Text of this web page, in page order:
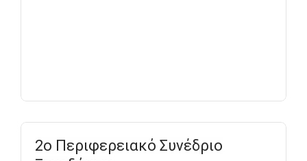
2ο Περιφερειακό Συνέδριο